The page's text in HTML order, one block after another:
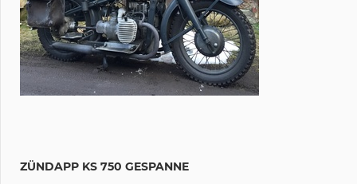
ZÜNDAPP KS 750 GESPANNE